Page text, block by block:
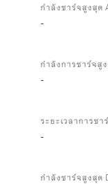
กำลังชาร์จสูงสุด
-
กำลังการชาร์จสู
-
ระยะเวลาการชา
-
กำลังชาร์จสูงสุด